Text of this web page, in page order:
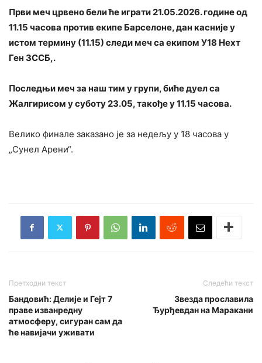
Први меч црвено бели ће играти 21.05.2026. године од
11.15 часова против екипе Барселоне, дан касније у
истом термину (11.15) следи меч са екипом У18 Нехт
Ген 3ССБ,.
Последњи меч за наш тим у групи, биће дуел са
Жалгирисом у суботу 23.05, такође у 11.15 часова.
Велико финале заказано је за недељу у 18 часова у
„Сунел Арени“.
Претходни текст
Бандовић: Делије и Гејт 7
праве изванредну
атмосферу, сигуран сам да
ће навијачи уживати
Следећи текст
Звезда прославила
Ђурђевдан на Маракани